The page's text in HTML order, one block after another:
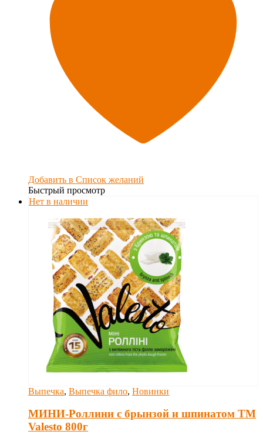
Добавить в Список желаний
Быстрый просмотр
Нет в наличии
Выпечка, Выпечка фило, Новинки
МИНИ-Роллини с брынзой и шпинатом ТМ
Valesto 800г